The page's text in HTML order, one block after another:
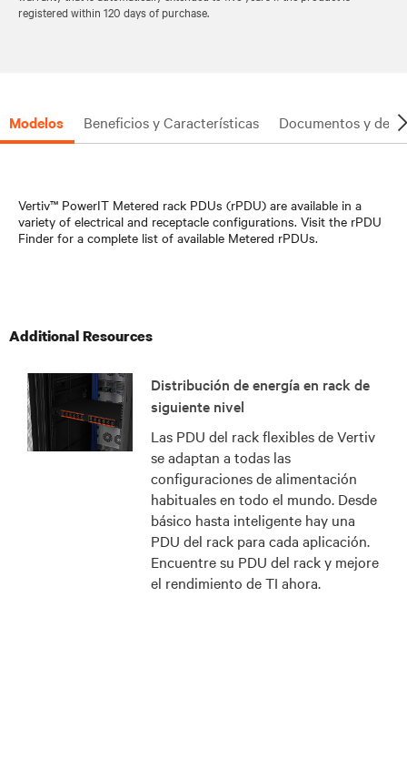
registered within 120 days of purchase.
Modelos Beneficios y Características Documentos y
Vertiv™ PowerIT Metered rack PDUs (rPDU) are available in a
variety of electrical and receptacle configurations. Visit the rPDU
Finder for a complete list of available Metered rPDUs.
Additional Resources
Distribución de energía en rack de
siguiente nivel
Las PDU del rack flexibles de Vertiv
se adaptan a todas las
configuraciones de alimentación
habituales en todo el mundo. Desde
básico hasta inteligente hay una
PDU del rack para cada aplicación.
Encuentre su PDU del rack y mejore
el rendimiento de TI ahora.